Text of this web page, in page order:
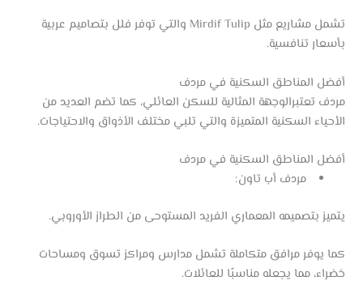
تشمل مشاريع مثل Mirdif Tulip والتي توفر فلل بتصاميم عربية
بأسعار تنافسية.
أفضل المناطق السكنية في مردف
مردف تعتبرالوجهة المثالية للسكن العائلي، كما تضم العديد من
الأحياء السكنية المتميزة والتي تلبي مختلف الأذواق والاحتياجات.
أفضل المناطق السكنية في مردف
مردف أب تاون:
يتميز بتصميمه المعماري الفريد المستوحى من الطراز الأوروبي.
كما يوفر مرافق متكاملة تشمل مدارس ومراكز تسوق ومساحات
خضراء، مما يجعله مناسبًا للعائلات.